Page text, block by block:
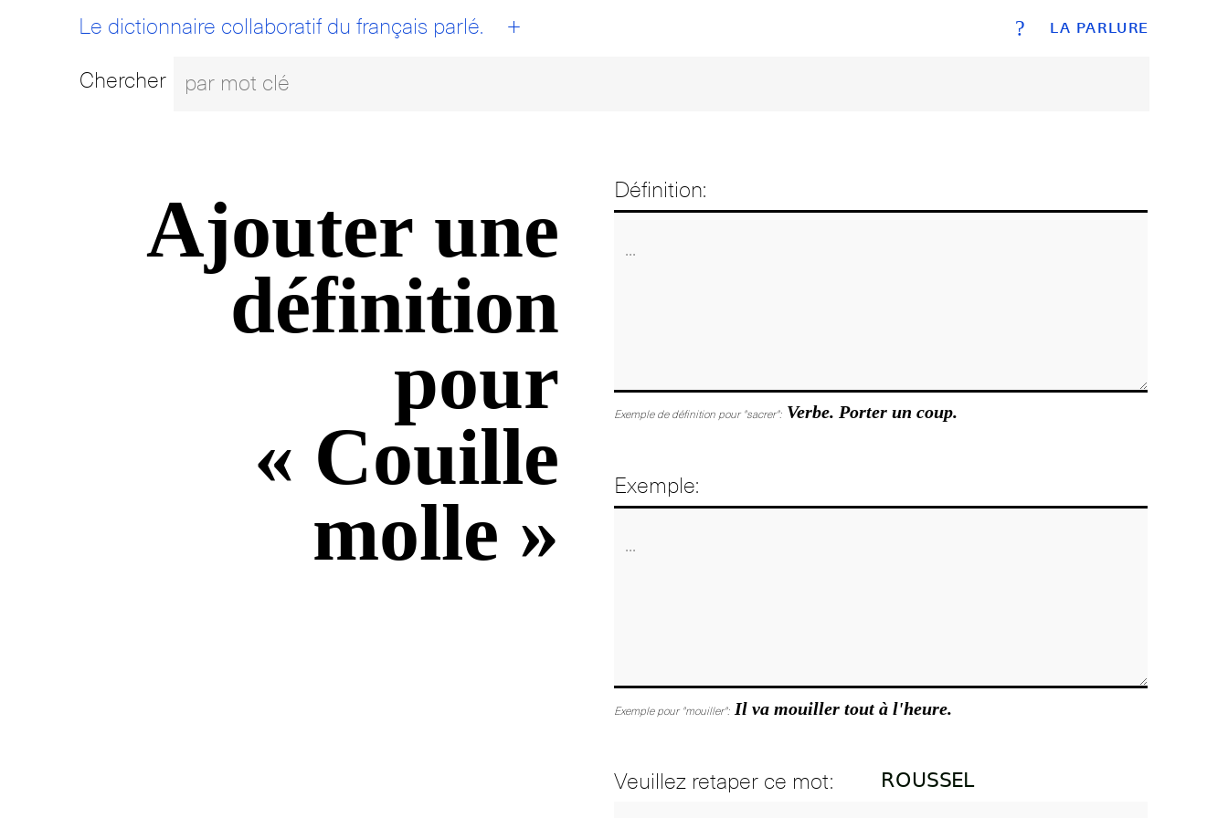
LA PARLURE
Le dictionnaire collaboratif du français parlé. + ?
Chercher
Ajouter une
définition
pour
« Couille
molle »
Définition:
Exemple de définition pour "sacrer": Verbe. Porter un coup.
Exemple:
Exemple pour "mouiller": Il va mouiller tout à l'heure.
Veuillez retaper ce mot: